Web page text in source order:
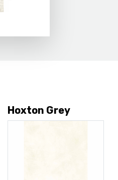
Hoxton Grey